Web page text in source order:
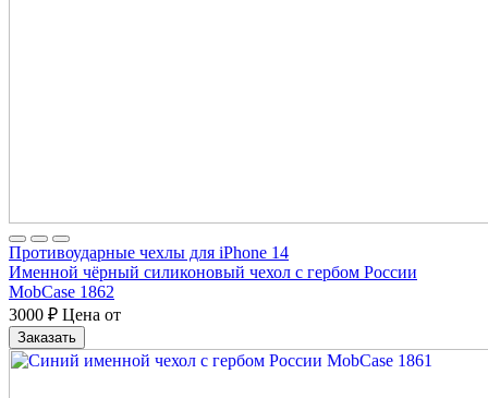
Противоударные чехлы для iPhone 14
Именной чёрный силиконовый чехол с гербом России
MobCase 1862
3000 ₽ Цена от
Заказать